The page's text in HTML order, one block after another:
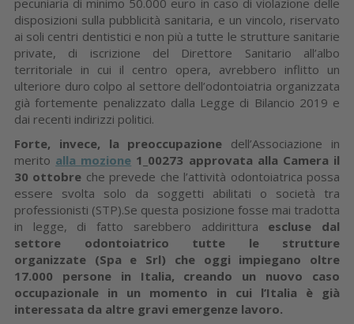
disposizioni sulla pubblicità sanitaria, e un vincolo, riservato
ai soli centri dentistici e non più a tutte le strutture sanitarie
private, di iscrizione del Direttore Sanitario all’albo
territoriale in cui il centro opera, avrebbero inflitto un
ulteriore duro colpo al settore dell’odontoiatria organizzata
già fortemente penalizzato dalla Legge di Bilancio 2019 e
dai recenti indirizzi politici.
Forte, invece, la preoccupazione dell’Associazione in
merito alla mozione 1_00273 approvata alla Camera il
30 ottobre che prevede che l’attività odontoiatrica possa
essere svolta solo da soggetti abilitati o società tra
professionisti (STP).Se questa posizione fosse mai tradotta
in legge, di fatto sarebbero addirittura escluse dal
settore odontoiatrico tutte le strutture
organizzate (Spa e Srl) che oggi impiegano oltre
17.000 persone in Italia, creando un nuovo caso
occupazionale in un momento in cui l’Italia è già
interessata da altre gravi emergenze lavoro.